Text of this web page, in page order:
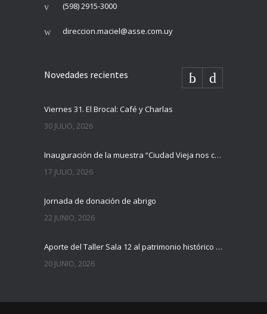
(598) 2915-3000
direccion.maciel@asse.com.uy
Novedades recientes
Viernes 31. El Brocal: Café y Charlas
30 JULIO, 2026
Inauguración de la muestra “Ciudad Vieja nos cuenta”
17 JULIO, 2026
Jornada de donación de abrigo
22 JUNIO, 2026
Aporte del Taller Sala 12 al patrimonio histórico del Hospital Maciel
20 JUNIO, 2026